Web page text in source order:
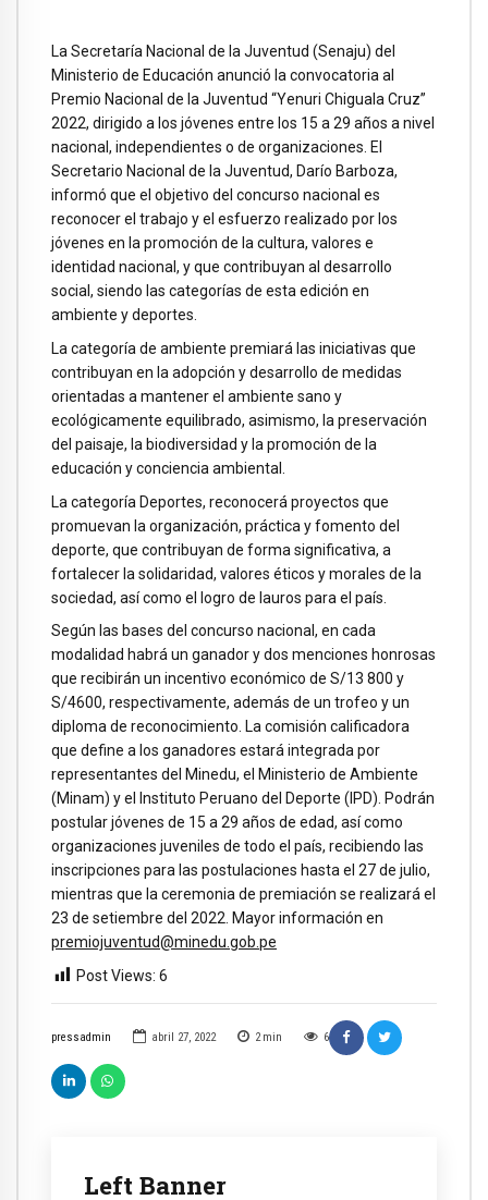
pressadmin abril 27, 2022 2 min 6
Left Banner
La Secretaría Nacional de la Juventud (Senaju) del
Ministerio de Educación anunció la convocatoria al
Premio Nacional de la Juventud “Yenuri Chiguala Cruz”
2022, dirigido a los jóvenes entre los 15 a 29 años a nivel
nacional, independientes o de organizaciones. El
Secretario Nacional de la Juventud, Darío Barboza,
informó que el objetivo del concurso nacional es
reconocer el trabajo y el esfuerzo realizado por los
jóvenes en la promoción de la cultura, valores e
identidad nacional, y que contribuyan al desarrollo
social, siendo las categorías de esta edición en
ambiente y deportes.
La categoría de ambiente premiará las iniciativas que
contribuyan en la adopción y desarrollo de medidas
orientadas a mantener el ambiente sano y
ecológicamente equilibrado, asimismo, la preservación
del paisaje, la biodiversidad y la promoción de la
educación y conciencia ambiental.
La categoría Deportes, reconocerá proyectos que
promuevan la organización, práctica y fomento del
deporte, que contribuyan de forma significativa, a
fortalecer la solidaridad, valores éticos y morales de la
sociedad, así como el logro de lauros para el país.
Según las bases del concurso nacional, en cada
modalidad habrá un ganador y dos menciones honrosas
que recibirán un incentivo económico de S/13 800 y
S/4600, respectivamente, además de un trofeo y un
diploma de reconocimiento. La comisión calificadora
que define a los ganadores estará integrada por
representantes del Minedu, el Ministerio de Ambiente
(Minam) y el Instituto Peruano del Deporte (IPD). Podrán
postular jóvenes de 15 a 29 años de edad, así como
organizaciones juveniles de todo el país, recibiendo las
inscripciones para las postulaciones hasta el 27 de julio,
mientras que la ceremonia de premiación se realizará el
23 de setiembre del 2022. Mayor información en
premiojuventud@minedu.gob.pe
Post Views: 6